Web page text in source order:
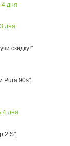
4 дня
3 дня
скидку!"
Pura 90s"
4 дня
2 S"